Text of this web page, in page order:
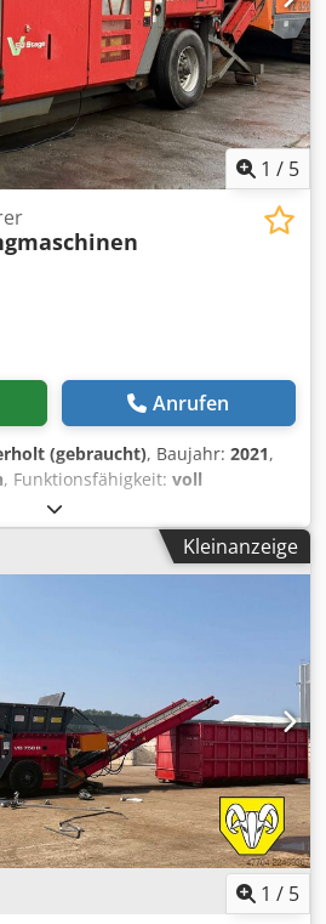
1 / 5
Anrufen
(gebraucht), Baujahr: 2021,
, Funktionsfähigkeit: voll
kW (381,01 PS), Jahr der
, VZ 850 DK, Volvo Penta TAD16 L
- Bandgurt neuwertig, Rollen
7/7-5 Metall - Brechbalken
neuwertig - zwei Trichter
langes Austragsband - CAT Motor
4 final - nur 980
Kleinanzeige
1 / 5